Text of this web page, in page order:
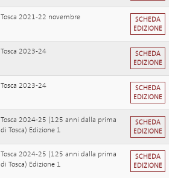
Tosca 2021-22 novembre
SCHEDA
EDIZIONE
Tosca 2023-24
SCHEDA
EDIZIONE
Tosca 2023-24
SCHEDA
EDIZIONE
Tosca 2024-25 (125 anni dalla prima
di Tosca) Edizione 1
SCHEDA
EDIZIONE
Tosca 2024-25 (125 anni dalla prima
di Tosca) Edizione 1
SCHEDA
EDIZIONE